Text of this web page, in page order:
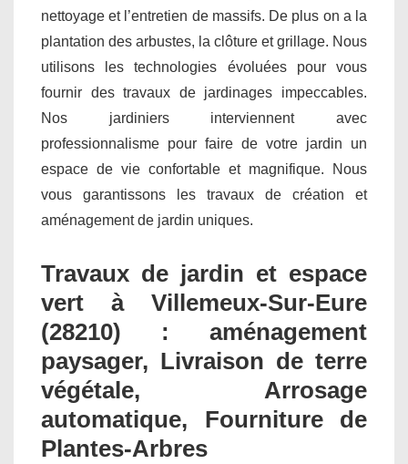
nettoyage et l’entretien de massifs. De plus on a la
plantation des arbustes, la clôture et grillage. Nous
utilisons les technologies évoluées pour vous
fournir des travaux de jardinages impeccables.
Nos jardiniers interviennent avec
professionnalisme pour faire de votre jardin un
espace de vie confortable et magnifique. Nous
vous garantissons les travaux de création et
aménagement de jardin uniques.
Travaux de jardin et espace
vert à Villemeux-Sur-Eure
(28210) : aménagement
paysager, Livraison de terre
végétale, Arrosage
automatique, Fourniture de
Plantes-Arbres